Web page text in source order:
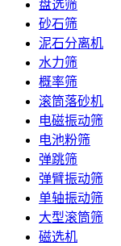
盘选筛
砂石筛
泥石分离机
水力筛
概率筛
滚筒落砂机
电磁振动筛
电池粉筛
弹跳筛
弹臂振动筛
单轴振动筛
大型滚筒筛
磁选机